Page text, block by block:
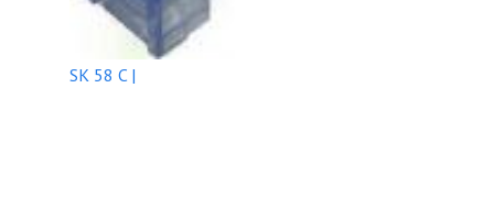
SK 58 C |